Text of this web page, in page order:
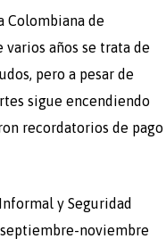
Colombiana de
varios años se trata de
pero a pesar de
sigue encendiendo
recordatorios de pago
y Seguridad
noviembre